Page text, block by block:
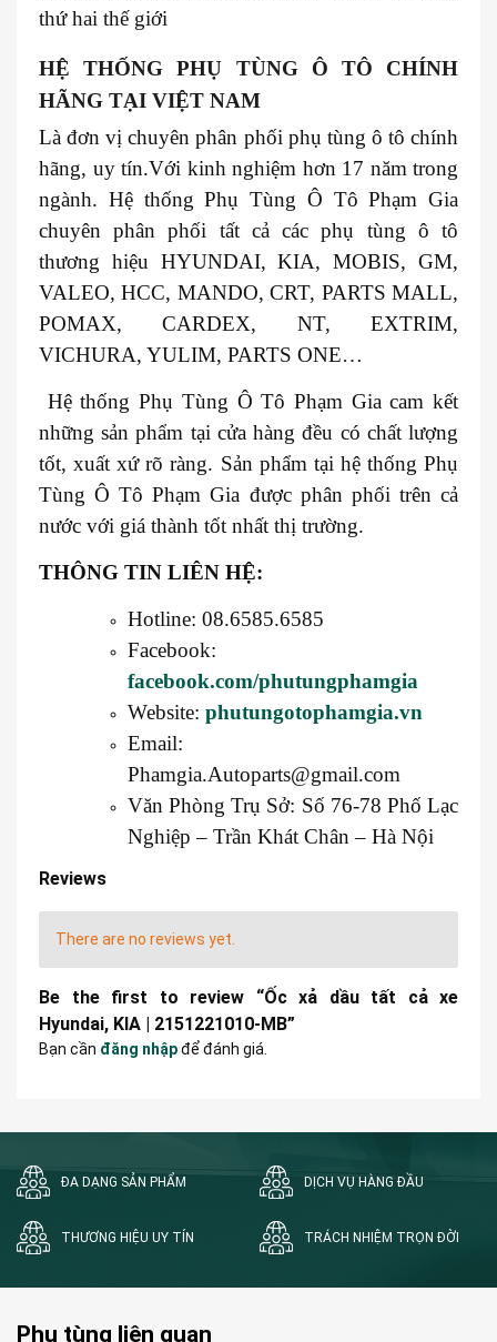
thứ hai thế giới
HỆ THỐNG PHỤ TÙNG Ô TÔ CHÍNH
HÃNG TẠI VIỆT NAM
Là đơn vị chuyên phân phối phụ tùng ô tô chính
hãng, uy tín.Với kinh nghiệm hơn 17 năm trong
ngành. Hệ thống Phụ Tùng Ô Tô Phạm Gia
chuyên phân phối tất cả các phụ tùng ô tô
thương hiệu HYUNDAI, KIA, MOBIS, GM,
VALEO, HCC, MANDO, CRT, PARTS MALL,
POMAX, CARDEX, NT, EXTRIM,
VICHURA, YULIM, PARTS ONE…
Hệ thống Phụ Tùng Ô Tô Phạm Gia cam kết
những sản phẩm tại cửa hàng đều có chất lượng
tốt, xuất xứ rõ ràng. Sản phẩm tại hệ thống Phụ
Tùng Ô Tô Phạm Gia được phân phối trên cả
nước với giá thành tốt nhất thị trường.
THÔNG TIN LIÊN HỆ:
Hotline: 08.6585.6585
Facebook:
facebook.com/phutungphamgia
Website: phutungotophamgia.vn
Email:
Phamgia.Autoparts@gmail.com
Văn Phòng Trụ Sở: Số 76-78 Phố Lạc
Nghiệp – Trần Khát Chân – Hà Nội
Reviews
There are no reviews yet.
Be the first to review “Ốc xả dầu tất cả xe
Hyundai, KIA | 2151221010-MB”
Bạn cần đăng nhậpđể đánh giá.
ĐA DẠNG SẢN PHẨM DỊCH VỤ HÀNG ĐẦU
THƯƠNG HIỆU UY TÍN TRÁCH NHIỆM TRỌN ĐỜI
Phụ tùng liên quan